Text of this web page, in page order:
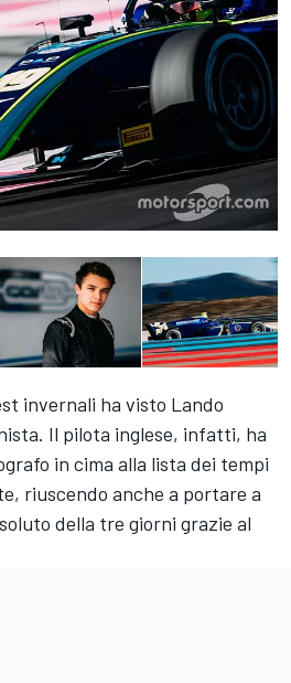
invernali ha visto Lando
Il pilota inglese, infatti, ha
in cima alla lista dei tempi
riuscendo anche a portare a
della tre giorni grazie al